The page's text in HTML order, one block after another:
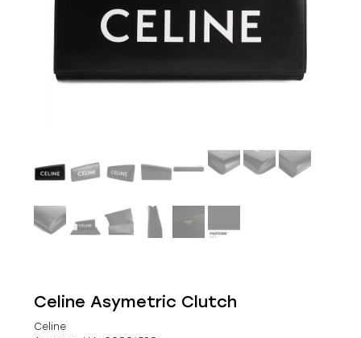
Celine Asymetric Clutch
Celine